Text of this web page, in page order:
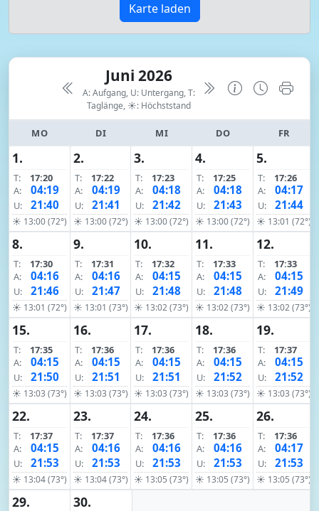
Karte laden
Juni 2026
A: Aufgang, U: Untergang, T:
Taglänge, ☀: Höchststand
MO DI MI DO FR
1.
T:
17:20
A:
04:19
U: 21:40
☀ 13:00 (72°)
2.
T:
17:22
A:
04:19
U: 21:41
☀ 13:00 (72°)
3.
T:
17:23
A:
04:18
U: 21:42
☀ 13:00 (72°)
4.
T:
17:25
A:
04:18
U: 21:43
☀ 13:00 (72°)
5.
T:
17:26
A:
04:17
U: 21:44
☀ 13:01 (72°)
8.
T:
17:30
A:
04:16
U: 21:46
☀ 13:01 (72°)
9.
T:
17:31
A:
04:16
U: 21:47
☀ 13:01 (73°)
10.
T:
17:32
A:
04:15
U: 21:48
☀ 13:02 (73°)
11.
T:
17:33
A:
04:15
U: 21:48
☀ 13:02 (73°)
12.
T:
17:33
A:
04:15
U: 21:49
☀ 13:02 (73°)
15.
T:
17:35
A:
04:15
U: 21:50
☀ 13:03 (73°)
16.
T:
17:36
A:
04:15
U: 21:51
☀ 13:03 (73°)
17.
T:
17:36
A:
04:15
U: 21:51
☀ 13:03 (73°)
18.
T:
17:36
A:
04:15
U: 21:52
☀ 13:03 (73°)
19.
T:
17:37
A:
04:15
U: 21:52
☀ 13:03 (73°)
22.
T:
17:37
A:
04:15
U: 21:53
☀ 13:04 (73°)
23.
T:
17:37
A:
04:16
U: 21:53
☀ 13:04 (73°)
24.
T:
17:36
A:
04:16
U: 21:53
☀ 13:05 (73°)
25.
T:
17:36
A:
04:16
U: 21:53
☀ 13:05 (73°)
26.
T:
17:36
A:
04:17
U: 21:53
☀ 13:05 (73°)
29. 30.